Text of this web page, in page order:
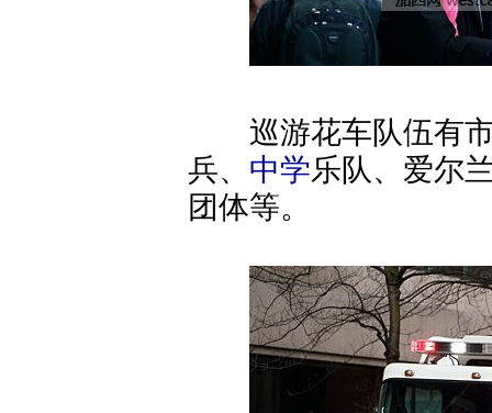
巡游花车队伍有市
兵、 中学乐队、爱尔
团体等。